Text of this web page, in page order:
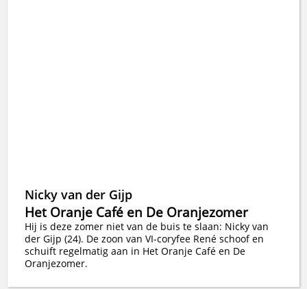
Nicky van der Gijp
Het Oranje Café en De Oranjezomer
Hij is deze zomer niet van de buis te slaan: Nicky van
der Gijp (24). De zoon van VI-coryfee René schoof en
schuift regelmatig aan in Het Oranje Café en De
Oranjezomer.